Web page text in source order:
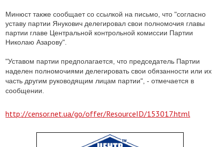
Минюст также сообщает со ссылкой на письмо, что "согласно
уставу партии Янукович делегировал свои полномочия главы
партии главе Центральной контрольной комиссии Партии
Николаю Азарову".
"Уставом партии предполагается, что председатель Партии
наделен полномочиями делегировать свои обязанности или их
часть другим руководящим лицам партии", - отмечается в
сообщении.
http://censor.net.ua/go/offer/ResourceID/153017.html